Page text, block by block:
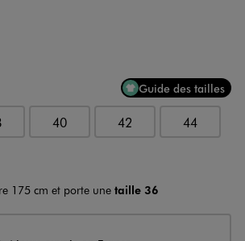
Guide des tailles
40 42 44
175 cm et porte une taille 36